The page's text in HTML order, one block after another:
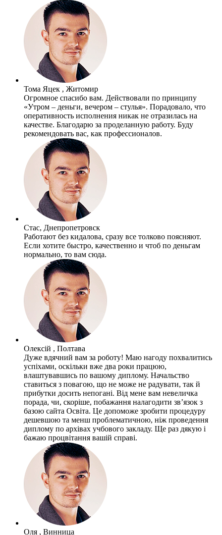
Тома Яцек , Житомир
Огромное спасибо вам. Действовали по принципу
«Утром – деньги, вечером – стулья». Порадовало, что
оперативность исполнения никак не отразилась на
качестве. Благодарю за проделанную работу. Буду
рекомендовать вас, как профессионалов.
Стас, Днепропетровск
Работают без кидалова, сразу все толково поясняют.
Если хотите быстро, качественно и чтоб по деньгам
нормально, то вам сюда.
Олексій , Полтава
Дуже вдячний вам за роботу! Маю нагоду похвалитись
успіхами, оскільки вже два роки працюю,
влаштувавшись по вашому диплому. Начальство
ставиться з повагою, що не може не радувати, так й
прибутки досить непогані. Від мене вам невеличка
порада, чи, скоріше, побажання налагодити зв’язок з
базою сайта Освіта. Це допоможе зробити процедуру
дешевшою та менш проблематичною, ніж проведення
диплому по архівах учбового закладу. Ще раз дякую і
бажаю процвітання вашій справі.
Оля , Винница